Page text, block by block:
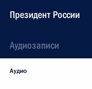
Президент России
Аудиозаписи
Аудио